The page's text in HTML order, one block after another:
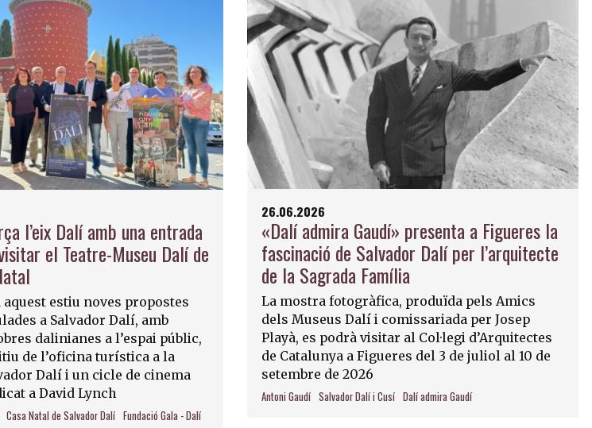
l’eix Dalí amb una entrada
el Teatre-Museu Dalí de
estiu noves propostes
a Salvador Dalí, amb
dalinianes a l’espai públic,
de l’oficina turística a la
Dalí i un cicle de cinema
a David Lynch
Casa Natal de Salvador Dalí Fundació Gala - Dalí
26.06.2026
«Dalí admira Gaudí» presenta a Figueres la
fascinació de Salvador Dalí per l’arquitecte
de la Sagrada Família
La mostra fotogràfica, produïda pels Amics
dels Museus Dalí i comissariada per Josep
Playà, es podrà visitar al Col·legi d’Arquitectes
de Catalunya a Figueres del 3 de juliol al 10 de
setembre de 2026
Antoni Gaudí Salvador Dalí i Cusí Dalí admira Gaudí